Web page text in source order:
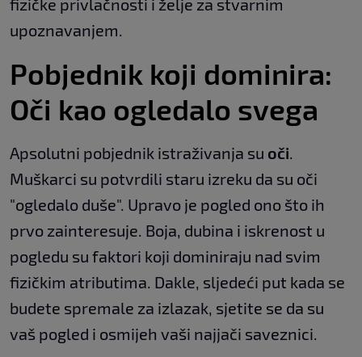
fizičke privlačnosti i želje za stvarnim
upoznavanjem.
Pobjednik koji dominira:
Oči kao ogledalo svega
Apsolutni pobjednik istraživanja su oči.
Muškarci su potvrdili staru izreku da su oči
"ogledalo duše". Upravo je pogled ono što ih
prvo zainteresuje. Boja, dubina i iskrenost u
pogledu su faktori koji dominiraju nad svim
fizičkim atributima. Dakle, sljedeći put kada se
budete spremale za izlazak, sjetite se da su
vaš pogled i osmijeh vaši najjači saveznici.